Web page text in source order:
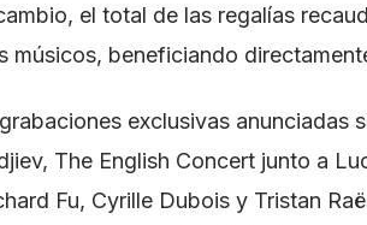
el total de las regalías
músicos, beneficiando
exclusivas anunciadas
The English Concert junto a
Fu, Cyrille Dubois y Tristan